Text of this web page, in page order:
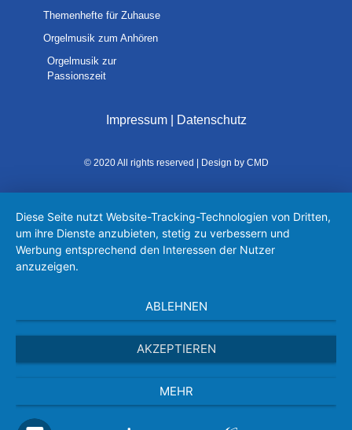
Themenhefte für Zuhause
Orgelmusik zum Anhören
Orgelmusik zur
Passionszeit
Impressum| Datenschutz
© 2020 All rights reserved | Design by CMD
Diese Seite nutzt Website-Tracking-Technologien von Dritten,
um ihre Dienste anzubieten, stetig zu verbessern und
Werbung entsprechend den Interessen der Nutzer
anzuzeigen.
ABLEHNEN
AKZEPTIEREN
MEHR